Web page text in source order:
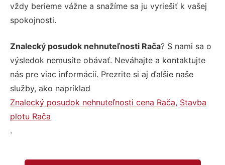
vždy berieme vážne a snažíme sa ju vyriešiť k vašej
spokojnosti.
Znalecký posudok nehnuteľnosti Rača? S nami sa o
výsledok nemusíte obávať. Neváhajte a kontaktujte
nás pre viac informácií. Prezrite si aj ďalšie naše
služby, ako napríklad
Znalecký posudok nehnuteľnosti cena Rača, Stavba
plotu Rača
.